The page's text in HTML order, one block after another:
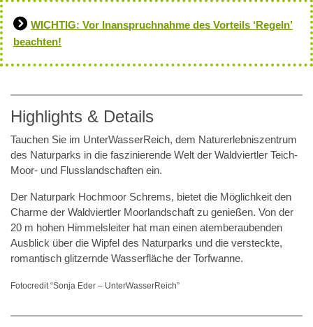
WICHTIG: Vor Inanspruchnahme des Vorteils ‘Regeln’
beachten!
Highlights & Details
Tauchen Sie im UnterWasserReich, dem Naturerlebniszentrum
des Naturparks in die faszinierende Welt der Waldviertler Teich-
Moor- und Flusslandschaften ein.
Der Naturpark Hochmoor Schrems, bietet die Möglichkeit den
Charme der Waldviertler Moorlandschaft zu genießen. Von der
20 m hohen Himmelsleiter hat man einen atemberaubenden
Ausblick über die Wipfel des Naturparks und die versteckte,
romantisch glitzernde Wasserfläche der Torfwanne.
Fotocredit “Sonja Eder – UnterWasserReich”